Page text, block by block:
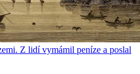
Z lidí vymámil peníze a poslal